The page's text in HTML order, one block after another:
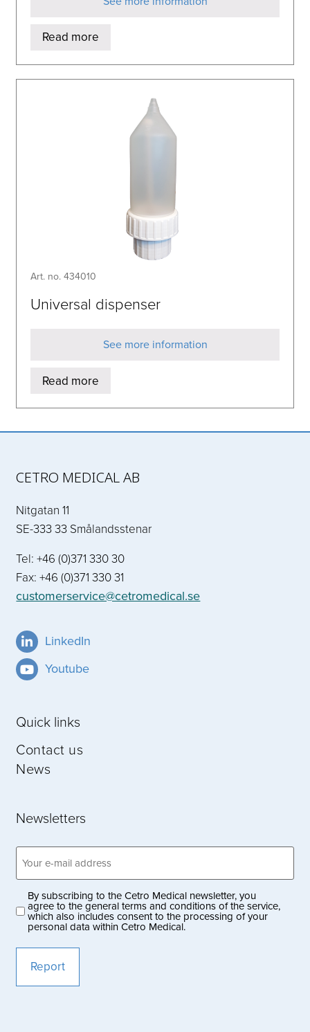
Read more
Art. no. 434010
Universal dispenser
See more information
Read more
CETRO MEDICAL AB
Nitgatan 11
SE-333 33 Smålandsstenar
Tel: +46 (0)371 330 30
Fax: +46 (0)371 330 31
customerservice@cetromedical.se
LinkedIn
Youtube
Quick links
Contact us
News
Newsletters
Email
address
Privacy
policy
By subscribing to the Cetro Medical newsletter, you
agree to the general terms and conditions of the service,
which also includes consent to the processing of your
personal data within Cetro Medical.